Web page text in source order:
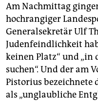
Am Nachmittag
hochrangiger
Generalsekretär Ulf
Judenfeindlichkeit
keinen Platz“ und „in
suchen“. Und der am
Pistorius bezeichnete
als „unglaubliche